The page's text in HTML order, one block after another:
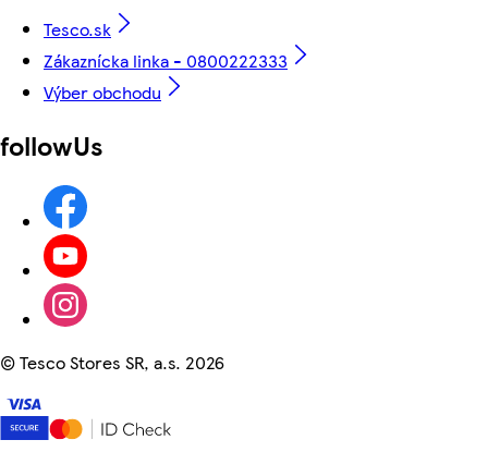
Tesco.sk
Zákaznícka linka - 0800222333
Výber obchodu
followUs
©Tesco Stores SR, a.s. 2026